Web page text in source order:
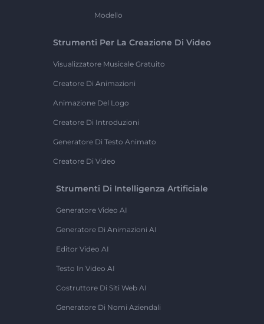
Modello
Strumenti Per La Creazione Di Video
Visualizzatore Musicale Gratuito
Creatore Di Animazioni
Animazione Del Logo
Creatore Di Introduzioni
Generatore Di Testo Animato
Creatore Di Video
Strumenti Di Intelligenza Artificiale
Generatore Video AI
Generatore Di Animazioni AI
Editor Video AI
Testo In Video AI
Costruttore Di Siti Web AI
Generatore Di Nomi Aziendali